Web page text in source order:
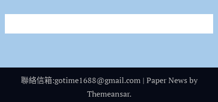
聯絡信箱:gotime1688@gmail.com | Paper News by
Themeansar.